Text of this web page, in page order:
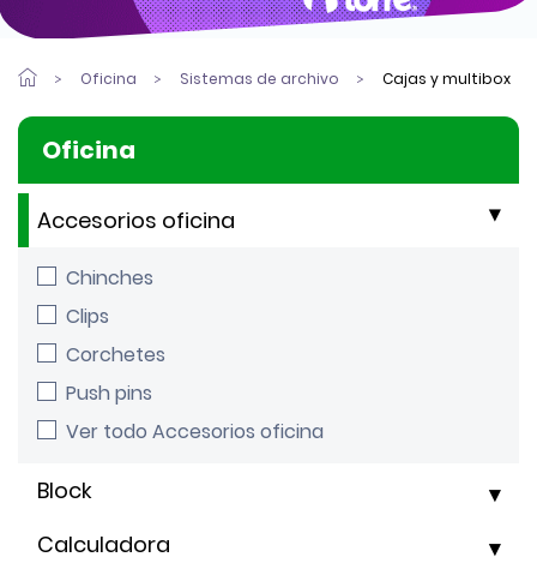
Oficina Sistemas de archivo Cajas y multibox
Oficina
Chinches
Clips
Corchetes
Push pins
Ver todo Accesorios oficina
Accesorios oficina
Block
Calculadora